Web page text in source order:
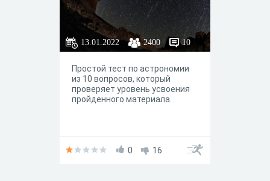
13.01.2022 2400 10
Простой тест по астрономии
из 10 вопросов, который
проверяет уровень усвоения
пройденного материала.
0 16